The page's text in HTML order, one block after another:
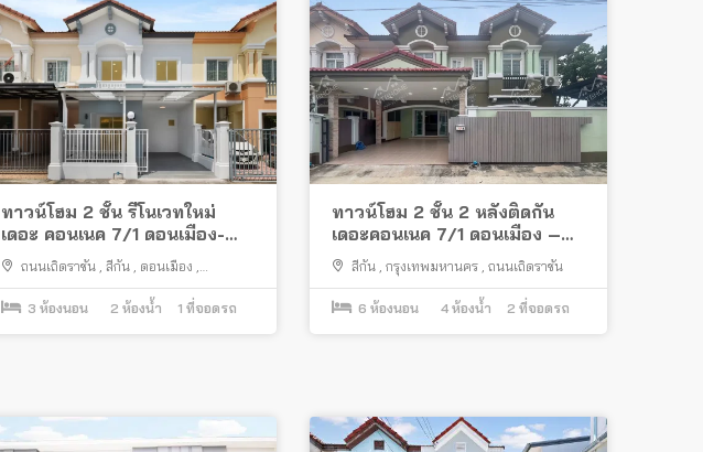
ทาวน์โฮม 2 ชั้น รีโนเวทใหม่
เดอะ คอนเนค 7/1 ดอนเมือง-
วิภาวดี ใกล้รถไฟฟ้าสายสีแดง
“สถานีดอนเมือง” และจุดขึ้น
ทางด่วน “อุตราภิมุข”
ถนนเถิดราชัน , สีกัน , ดอนเมือง ,
กรุงเทพมหานคร
3 ห้องนอน 2 ห้องน้ำ 1 ที่จอดรถ
ทาวน์โฮม 2 ชั้น 2 หลังติดกัน
เดอะคอนเนค 7/1 ดอนเมือง –
ถนนเทิดราชัน ต่อเติมครบพร้อม
อยู่ ทำเลดีใกล้สนามบินดอนเมือง
สีกัน , กรุงเทพมหานคร , ถนนเถิดราชัน
6 ห้องนอน 4 ห้องน้ำ 2 ที่จอดรถ